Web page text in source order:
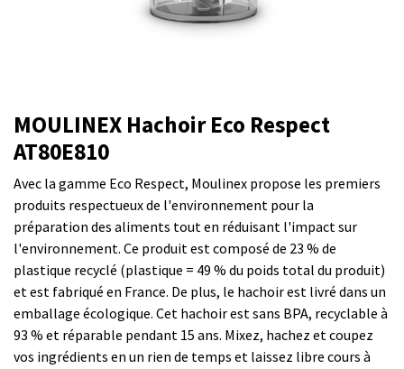
MOULINEX Hachoir Eco Respect
AT80E810
Avec la gamme Eco Respect, Moulinex propose les premiers
produits respectueux de l'environnement pour la
préparation des aliments tout en réduisant l'impact sur
l'environnement. Ce produit est composé de 23 % de
plastique recyclé (plastique = 49 % du poids total du produit)
et est fabriqué en France. De plus, le hachoir est livré dans un
emballage écologique. Cet hachoir est sans BPA, recyclable à
93 % et réparable pendant 15 ans. Mixez, hachez et coupez
vos ingrédients en un rien de temps et laissez libre cours à